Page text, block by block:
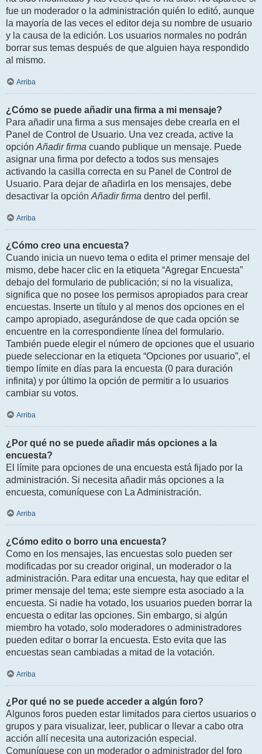
fue un moderador o la administración quién lo editó, aunque
la mayoría de las veces el editor deja su nombre de usuario
y la causa de la edición. Los usuarios normales no podrán
borrar sus temas después de que alguien haya respondido
al mismo.
Arriba
¿Cómo se puede añadir una firma a mi mensaje?
Para añadir una firma a sus mensajes debe crearla en el
Panel de Control de Usuario. Una vez creada, active la
opción Añadir firma cuando publique un mensaje. Puede
asignar una firma por defecto a todos sus mensajes
activando la casilla correcta en su Panel de Control de
Usuario. Para dejar de añadirla en los mensajes, debe
desactivar la opción Añadir firma dentro del perfil.
Arriba
¿Cómo creo una encuesta?
Cuando inicia un nuevo tema o edita el primer mensaje del
mismo, debe hacer clic en la etiqueta “Agregar Encuesta”
debajo del formulario de publicación; si no la visualiza,
significa que no posee los permisos apropiados para crear
encuestas. Inserte un título y al menos dos opciones en el
campo apropiado, asegurándose de que cada opción se
encuentre en la correspondiente línea del formulario.
También puede elegir el número de opciones que el usuario
puede seleccionar en la etiqueta “Opciones por usuario”, el
tiempo límite en días para la encuesta (0 para duración
infinita) y por último la opción de permitir a lo usuarios
cambiar su votos.
Arriba
¿Por qué no se puede añadir más opciones a la
encuesta?
El límite para opciones de una encuesta está fijado por la
administración. Si necesita añadir más opciones a la
encuesta, comuníquese con La Administración.
Arriba
¿Cómo edito o borro una encuesta?
Como en los mensajes, las encuestas solo pueden ser
modificadas por su creador original, un moderador o la
administración. Para editar una encuesta, hay que editar el
primer mensaje del tema; este siempre esta asociado a la
encuesta. Si nadie ha votado, los usuarios pueden borrar la
encuesta o editar las opciones. Sin embargo, si algún
miembro ha votado, solo moderadores o administradores
pueden editar o borrar la encuesta. Esto evita que las
encuestas sean cambiadas a mitad de la votación.
Arriba
¿Por qué no se puede acceder a algún foro?
Algunos foros pueden estar limitados para ciertos usuarios o
grupos y para visualizar, leer, publicar o llevar a cabo otra
acción allí necesita una autorización especial.
Comuníquese con un moderador o administrador del foro